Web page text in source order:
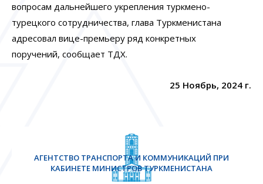
вопросам дальнейшего укрепления туркмено-
турецкого сотрудничества, глава Туркменистана
адресовал вице-премьеру ряд конкретных
поручений, сообщает ТДХ.
25 Ноябрь, 2024 г.
АГЕНТСТВО ТРАНСПОРТА И КОММУНИКАЦИЙ ПРИ
КАБИНЕТЕ МИНИСТРОВ ТУРКМЕНИСТАНА